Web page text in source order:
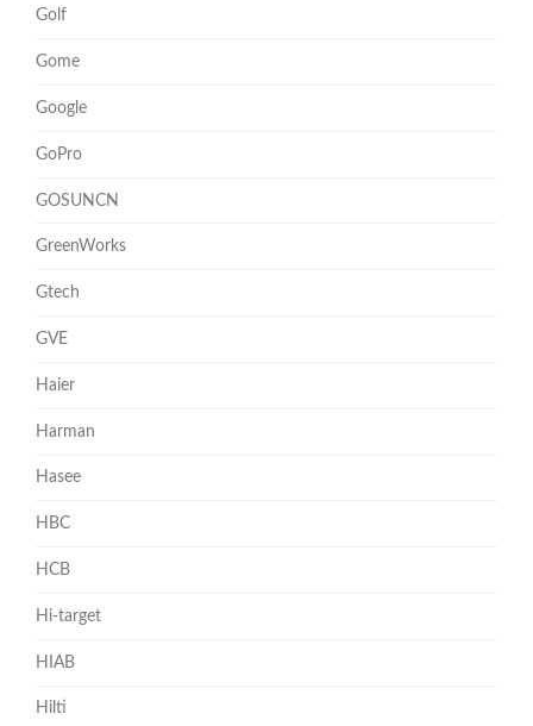
Golf
Gome
Google
GoPro
GOSUNCN
GreenWorks
Gtech
GVE
Haier
Harman
Hasee
HBC
HCB
Hi-target
HIAB
Hilti